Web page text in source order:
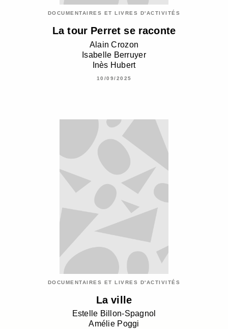
DOCUMENTAIRES ET LIVRES D'ACTIVITÉS
La tour Perret se raconte
Alain Crozon
Isabelle Berruyer
Inès Hubert
10/09/2025
DOCUMENTAIRES ET LIVRES D'ACTIVITÉS
La ville
Estelle Billon-Spagnol
Amélie Poggi